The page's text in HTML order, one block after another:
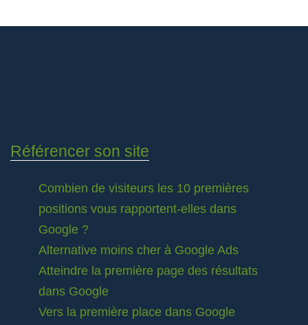
Référencer son site
Combien de visiteurs les 10 premières
positions vous rapportent-elles dans
Google ?
Alternative moins cher à Google Ads
Atteindre la première page des résultats
dans Google
Vers la première place dans Google